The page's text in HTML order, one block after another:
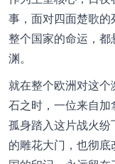
事，面对四面楚歌的
整个国家的命运，
渊。
就在整个欧洲对这
石之时，一位来自加
孤身踏入这片战火
的雕花大门，也彻